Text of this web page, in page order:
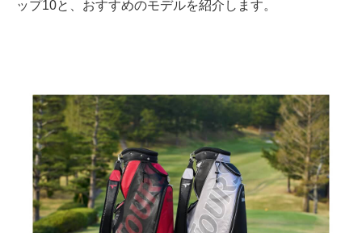
マーケ×ITの今がよく分かる
ITエンジニア向け専門サイト
企業向けIT製品の総合サイト
IT製品の技術・比較・事例
ップ10と、おすすめのモデルを紹介します。